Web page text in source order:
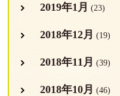
2019年1月 (23)
2018年12月 (19)
2018年11月 (39)
2018年10月 (46)